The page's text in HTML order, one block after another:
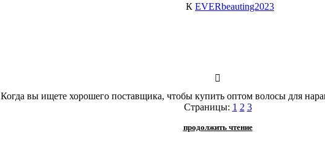
К EVERbeauting2023
Когда вы ищете хорошего поставщика, чтобы купить оптом волосы для
Страницы: 1 2 3
продолжить чтение